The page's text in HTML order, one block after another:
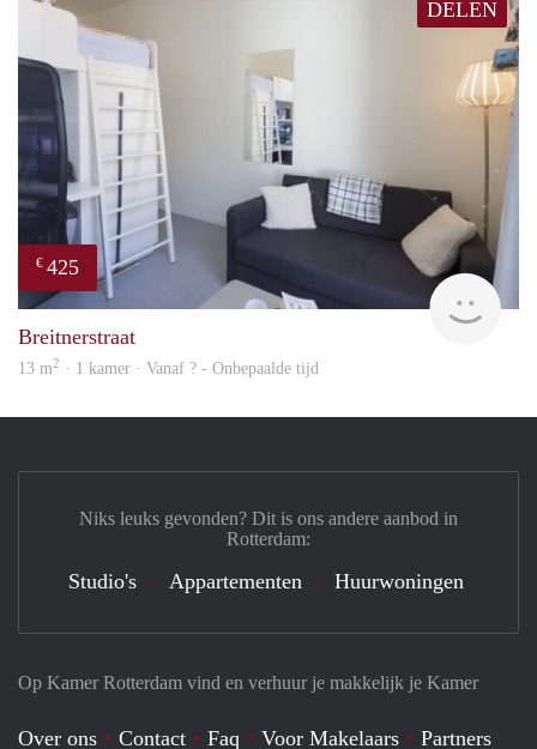
DELEN
€ 425
Breitnerstraat
13 m2 · 1 kamer · Vanaf ? - Onbepaalde tijd
Op Kamer Rotterdam vind en verhuur je makkelijk je Kamer
Over ons Contact Faq Voor Makelaars Partners
Niks leuks gevonden? Dit is ons andere aanbod in
Rotterdam:
Studio's Appartementen Huurwoningen